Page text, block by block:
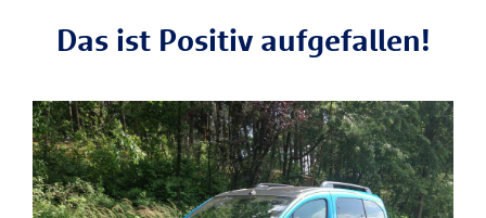
Das ist Positiv aufgefallen!